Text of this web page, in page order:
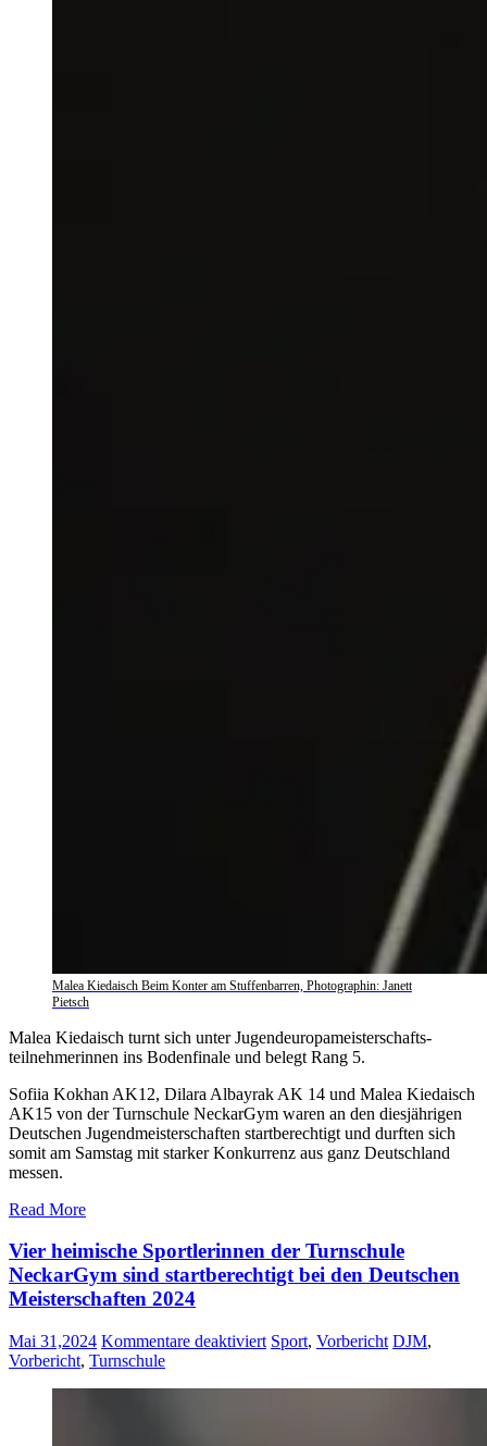
Malea Kiedaisch Beim Konter am Stuffenbarren, Photographin: Janett
Pietsch
Malea Kiedaisch turnt sich unter Jugendeuropameisterschafts-
teilnehmerinnen ins Bodenfinale und belegt Rang 5.
Sofiia Kokhan AK12, Dilara Albayrak AK 14 und Malea Kiedaisch
AK15 von der Turnschule NeckarGym waren an den diesjährigen
Deutschen Jugendmeisterschaften startberechtigt und durften sich
somit am Samstag mit starker Konkurrenz aus ganz Deutschland
messen.
Read More
Vier heimische Sportlerinnen der Turnschule
NeckarGym sind startberechtigt bei den Deutschen
Meisterschaften 2024
Mai 31,2024 Kommentare deaktiviertfür
Sport, Vorbericht DJM,
Vorbericht, Turnschule